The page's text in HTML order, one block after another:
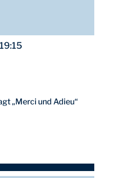
„Merci und Adieu“